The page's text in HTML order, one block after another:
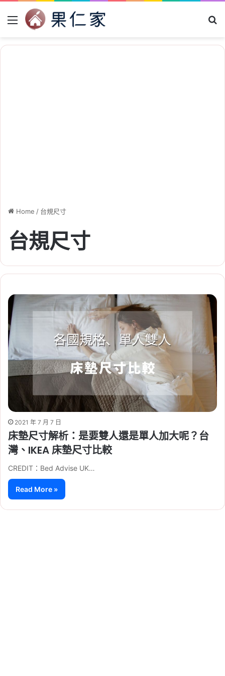
Menu
Home / 台規尺寸
台規尺寸
2021 年 7 月 7 日
床墊尺寸解析：是要雙人還是單人加大呢？台
灣、IKEA 床墊尺寸比較
CREDIT：Bed Advise UK…
Read More »